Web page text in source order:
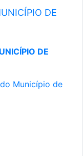
DE
DE
Município de